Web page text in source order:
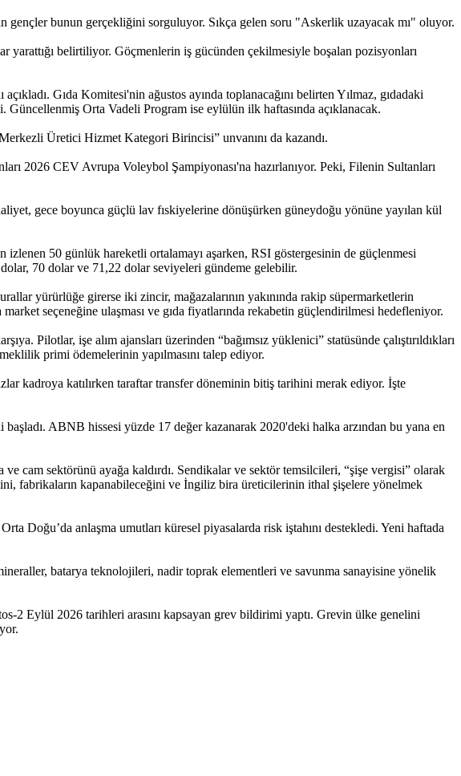
gençler bunun gerçekliğini sorguluyor. Sıkça gelen soru "Askerlik uzayacak mı" oluyor.
yarattığı belirtiliyor. Göçmenlerin iş gücünden çekilmesiyle boşalan pozisyonları
Gıda Komitesi'nin ağustos ayında toplanacağını belirten Yılmaz, gıdadaki
Güncellenmiş Orta Vadeli Program ise eylülün ilk haftasında açıklanacak.
Üretici Hizmet Kategori Birincisi” unvanını da kazandı.
2026 CEV Avrupa Voleybol Şampiyonası'na hazırlanıyor. Peki, Filenin Sultanları
gece boyunca güçlü lav fıskiyelerine dönüşürken güneydoğu yönüne yayılan kül
50 günlük hareketli ortalamayı aşarken, RSI göstergesinin de güçlenmesi
70 dolar ve 71,22 dolar seviyeleri gündeme gelebilir.
yürürlüğe girerse iki zincir, mağazalarının yakınında rakip süpermarketlerin
seçeneğine ulaşması ve gıda fiyatlarında rekabetin güçlendirilmesi hedefleniyor.
Pilotlar, işe alım ajansları üzerinden “bağımsız yüklenici” statüsünde çalıştırıldıkları
primi ödemelerinin yapılmasını talep ediyor.
kadroya katılırken taraftar transfer döneminin bitiş tarihini merak ediyor. İşte
ABNB hissesi yüzde 17 değer kazanarak 2020'deki halka arzından bu yana en
cam sektörünü ayağa kaldırdı. Sendikalar ve sektör temsilcileri, “şişe vergisi” olarak
fabrikaların kapanabileceğini ve İngiliz bira üreticilerinin ithal şişelere yönelmek
Doğu’da anlaşma umutları küresel piyasalarda risk iştahını destekledi. Yeni haftada
batarya teknolojileri, nadir toprak elementleri ve savunma sanayisine yönelik
2 Eylül 2026 tarihleri arasını kapsayan grev bildirimi yaptı. Grevin ülke genelini